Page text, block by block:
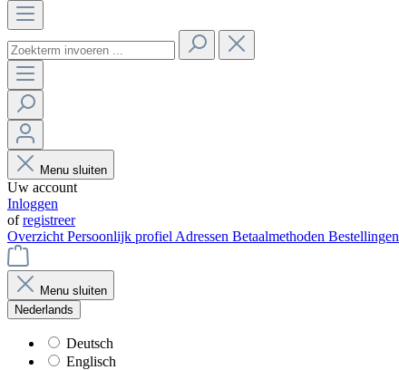
Menu sluiten
Uw account
Inloggen
ofregistreer
Overzicht Persoonlijk profiel Adressen Betaalmethoden Bestellingen
Menu sluiten
Nederlands
Deutsch
Englisch